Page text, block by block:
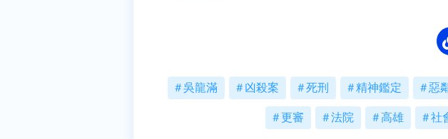
吳龍滿 凶殺案 死刑 精神鑑定 惡
更審 法院 高雄 社